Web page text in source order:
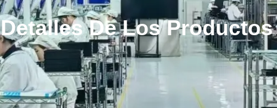
Detalles De Los Productos